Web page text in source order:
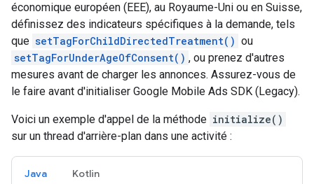
économique européen (EEE), au Royaume-Uni ou en Suisse,
définissez des indicateurs spécifiques à la demande, tels
que setTagForChildDirectedTreatment() ou
setTagForUnderAgeOfConsent() , ou prenez d'autres
mesures avant de charger les annonces. Assurez-vous de
le faire avant d'initialiser Google Mobile Ads SDK (Legacy).
Voici un exemple d'appel de la méthode initialize()
sur un thread d'arrière-plan dans une activité :
Java Kotlin